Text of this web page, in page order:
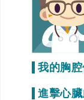
我的胸腔
療是為了未
進擊心